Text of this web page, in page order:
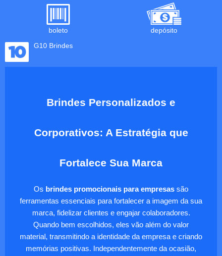
boleto
depósito
G10 Brindes
Brindes Personalizados e
Corporativos: A Estratégia que
Fortalece Sua Marca
Os brindes promocionais para empresas são
ferramentas essenciais para fortalecer a imagem da sua
marca, fidelizar clientes e engajar colaboradores.
Quando bem escolhidos, eles vão além do valor
material, transmitindo a identidade da empresa e criando
memórias positivas. Independentemente da ocasião,